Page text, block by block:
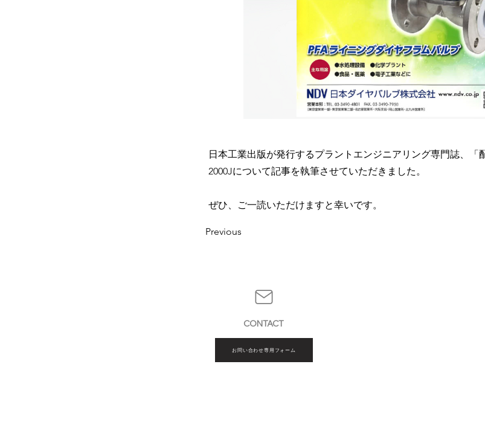
日本工業出版が発行するプラントエンジニアリング専門誌、「
2000Jについて記事を執筆させていただきました。
ぜひ、ご一読いただけますと幸いです。
Previous
CONTACT
お問い合わせ専用フォーム